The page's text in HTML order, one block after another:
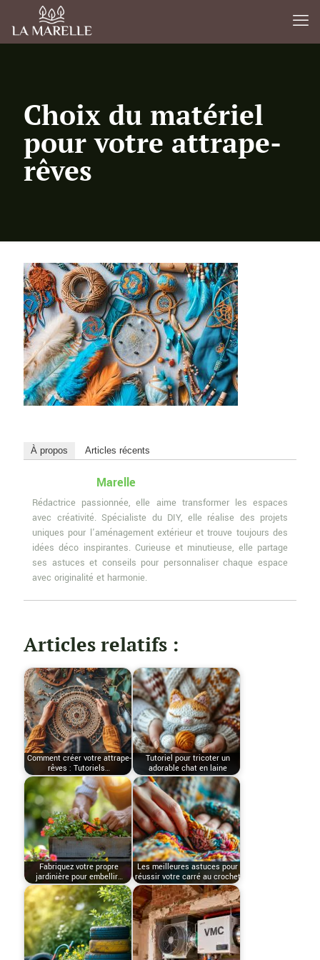
Choix du matériel
pour votre attrape-
rêves
À propos Articles récents
Marelle
Rédactrice passionnée, elle aime transformer les espaces
avec créativité. Spécialiste du DIY, elle réalise des projets
uniques pour l'aménagement extérieur et trouve toujours des
idées déco inspirantes. Curieuse et minutieuse, elle partage
ses astuces et conseils pour personnaliser chaque espace
avec originalité et harmonie.
Articles relatifs :
Comment créer votre attrape-
rêves : Tutoriels…
Tutoriel pour tricoter un
adorable chat en laine
Fabriquez votre propre
jardinière pour embellir…
Les meilleures astuces pour
réussir votre carré au crochet